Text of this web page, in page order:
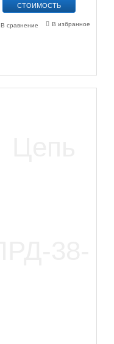
СТОИМОСТЬ
В избранное
В сравнение